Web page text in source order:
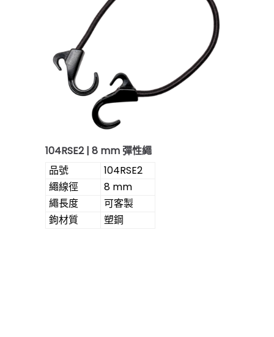
104RSE2 | 8 mm 彈性繩
品號
104RSE2
繩線徑
8 mm
繩長度
可客製
鉤材質
塑鋼